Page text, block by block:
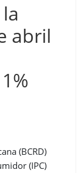
abril
(BCRD)
(IPC)